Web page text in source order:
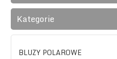
Kategorie
BLUZY POLAROWE